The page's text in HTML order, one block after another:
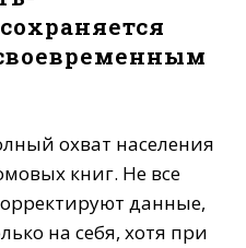
охват населения
книг. Не все
данные,
на себя, хотя при